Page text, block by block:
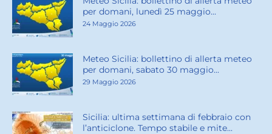
per domani, lunedì 25 maggio...
24 Maggio 2026
Meteo Sicilia: bollettino di allerta meteo
per domani, sabato 30 maggio...
29 Maggio 2026
Sicilia: ultima settimana di febbraio con
l’anticiclone. Tempo stabile e mite...